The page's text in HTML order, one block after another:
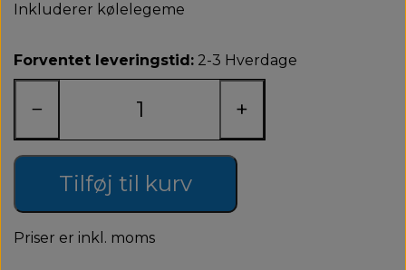
Inkluderer kølelegeme
Forventet leveringstid: 2-3 Hverdage
− +
Tilføj til kurv
Priser er inkl. moms